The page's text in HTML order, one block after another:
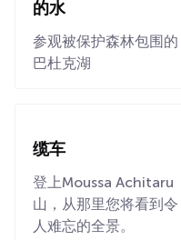
的水
参观被保护森林包围的
巴杜克湖
缆车
登上Moussa Achitaru
山，从那里您将看到令
人难忘的全景。